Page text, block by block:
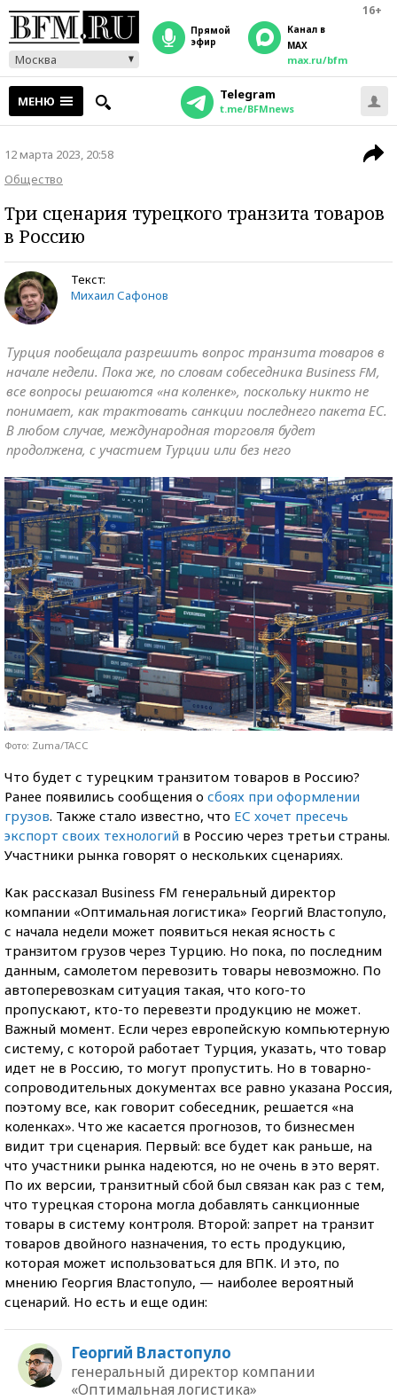
16+
Москва
прямой
эфир
Канал в
MAX
max.ru/bfm
МЕНЮ Telegram
t.me/BFMnews
12 марта 2023, 20:58
Общество
Три сценария турецкого транзита товаров
в Россию
Текст:
Михаил Сафонов
Турция пообещала разрешить вопрос транзита товаров в
начале недели. Пока же, по словам собеседника Business FM,
все вопросы решаются «на коленке», поскольку никто не
понимает, как трактовать санкции последнего пакета ЕС.
В любом случае, международная торговля будет
продолжена, с участием Турции или без него
Фото: Zuma/ТАСС
Что будет с турецким транзитом товаров в Россию?
Ранее появились сообщения о сбоях при оформлении
грузов. Также стало известно, что ЕС хочет пресечь
экспорт своих технологий в Россию через третьи страны.
Участники рынка говорят о нескольких сценариях.
Как рассказал Business FM генеральный директор
компании «Оптимальная логистика» Георгий Властопуло,
с начала недели может появиться некая ясность с
транзитом грузов через Турцию. Но пока, по последним
данным, самолетом перевозить товары невозможно. По
автоперевозкам ситуация такая, что кого-то
пропускают, кто-то перевезти продукцию не может.
Важный момент. Если через европейскую компьютерную
систему, с которой работает Турция, указать, что товар
идет не в Россию, то могут пропустить. Но в товарно-
сопроводительных документах все равно указана Россия,
поэтому все, как говорит собеседник, решается «на
коленках». Что же касается прогнозов, то бизнесмен
видит три сценария. Первый: все будет как раньше, на
что участники рынка надеются, но не очень в это верят.
По их версии, транзитный сбой был связан как раз с тем,
что турецкая сторона могла добавлять санкционные
товары в систему контроля. Второй: запрет на транзит
товаров двойного назначения, то есть продукцию,
которая может использоваться для ВПК. И это, по
мнению Георгия Властопуло, — наиболее вероятный
сценарий. Но есть и еще один:
Георгий Властопуло
генеральный директор компании
«Оптимальная логистика»